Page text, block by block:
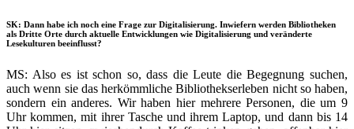
SK: Dann habe ich noch eine Frage zur Digitalisierung. Inwiefern werden Bibliotheken
als Dritte Orte durch aktuelle Entwicklungen wie Digitalisierung und veränderte
Lesekulturen beeinflusst?
MS: Also es ist schon so, dass die Leute die Begegnung suchen,
auch wenn sie das herkömmliche Bibliothekserleben nicht so haben,
sondern ein anderes. Wir haben hier mehrere Personen, die um 9
Uhr kommen, mit ihrer Tasche und ihrem Laptop, und dann bis 14